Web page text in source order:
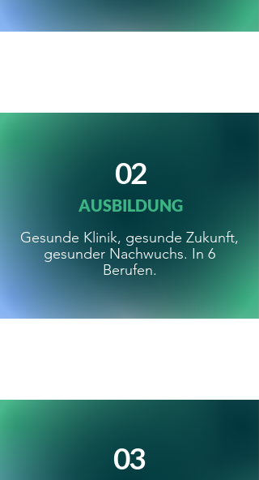
02
AUSBILDUNG
Gesunde Klinik, gesunde Zukunft,
gesunder Nachwuchs. In 6
Berufen.
03